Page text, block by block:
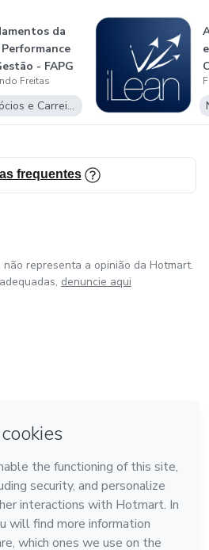
da
- FAPG
Freitas
Negócios e Carreira
frequentes
representa a opinião da Hotmart.
denuncie aqui